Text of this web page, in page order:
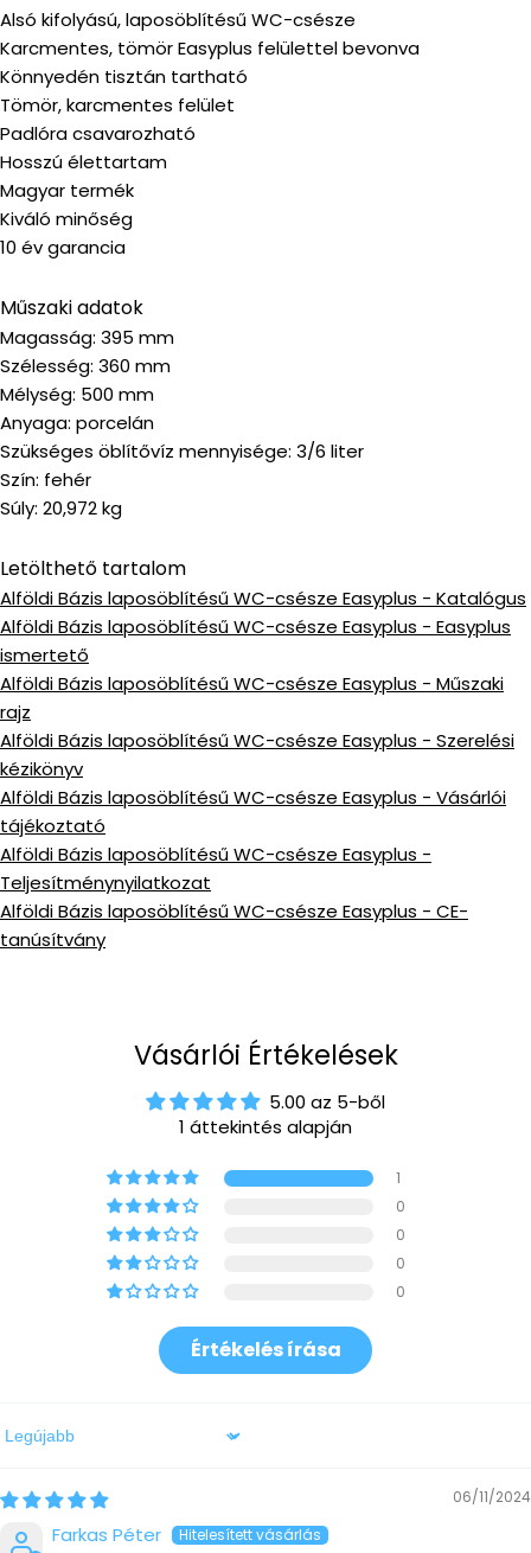
Alsó kifolyású, laposöblítésű WC-csésze
Karcmentes, tömör Easyplus felülettel bevonva
Könnyedén tisztán tartható
Tömör, karcmentes felület
Padlóra csavarozható
Hosszú élettartam
Magyar termék
Kiváló minőség
10 év garancia
Műszaki adatok
Magasság: 395 mm
Szélesség: 360 mm
Mélység: 500 mm
Anyaga: porcelán
Szükséges öblítővíz mennyisége: 3/6 liter
Szín: fehér
Súly: 20,972 kg
Letölthető tartalom
Alföldi Bázis laposöblítésű WC-csésze Easyplus - Katalógus
Alföldi Bázis laposöblítésű WC-csésze Easyplus - Easyplus
ismertető
Alföldi Bázis laposöblítésű WC-csésze Easyplus - Műszaki
rajz
Alföldi Bázis laposöblítésű WC-csésze Easyplus - Szerelési
kézikönyv
Alföldi Bázis laposöblítésű WC-csésze Easyplus - Vásárlói
tájékoztató
Alföldi Bázis laposöblítésű WC-csésze Easyplus -
Teljesítménynyilatkozat
Alföldi Bázis laposöblítésű WC-csésze Easyplus - CE-
tanúsítvány
Vásárlói Értékelések
5.00 az 5-ből
1 áttekintés alapján
1
0
0
0
0
Értékelés írása
Sort by
06/11/2024
Farkas Péter